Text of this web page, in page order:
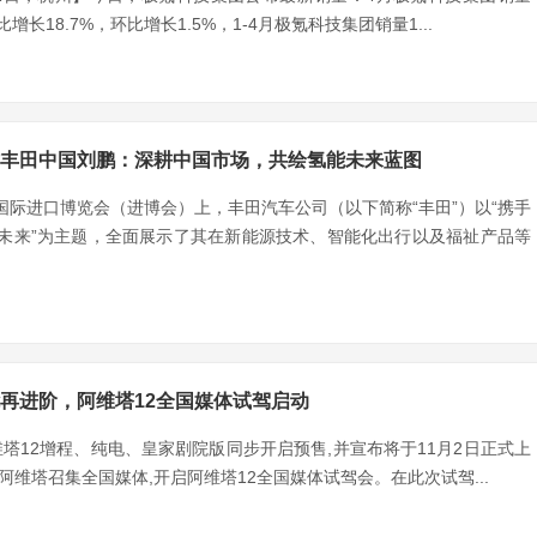
增长18.7%，环比增长1.5%，1-4月极氪科技集团销量1...
田中国刘鹏：深耕中国市场，共绘氢能未来蓝图
际进口博览会（进博会）上，丰田汽车公司（以下简称“丰田”）以“携手
来”为主题，全面展示了其在新能源技术、智能化出行以及福祉产品等
进阶，阿维塔12全国媒体试驾启动
12增程、纯电、皇家剧院版同步开启预售,并宣布将于11月2日正式上
维塔召集全国媒体,开启阿维塔12全国媒体试驾会。在此次试驾...